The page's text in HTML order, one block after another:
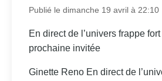
Publié le dimanche 19 avril à 22:10
En direct de l’univers frappe
prochaine invitée
Ginette Reno En direct de